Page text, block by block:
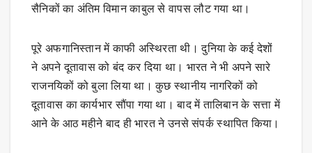
सैनिकों का अंतिम विमान काबुल से वापस लौट गया था।
पूरे अफगानिस्तान में काफी अस्थिरता थी। दुनिया के कई देशों
ने अपने दूतावास को बंद कर दिया था। भारत ने भी अपने सारे
राजनयिकों को बुला लिया था। कुछ स्थानीय नागरिकों को
दूतावास का कार्यभार सौंपा गया था। बाद में तालिबान के सत्ता में
आने के आठ महीने बाद ही भारत ने उनसे संपर्क स्थापित किया।